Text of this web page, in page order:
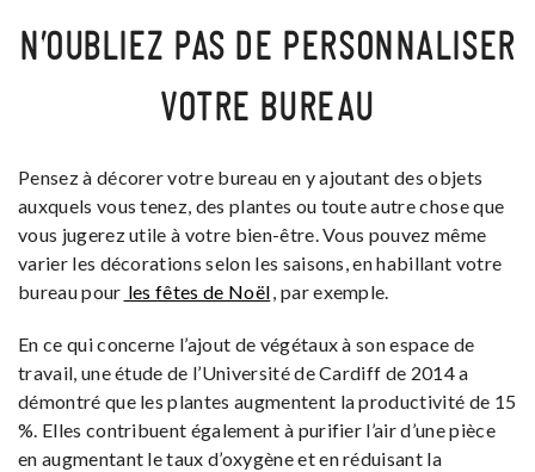
N’OUBLIEZ PAS DE PERSONNALISER
VOTRE BUREAU
Pensez à décorer votre bureau en y ajoutant des objets
auxquels vous tenez, des plantes ou toute autre chose que
vous jugerez utile à votre bien-être. Vous pouvez même
varier les décorations selon les saisons, en habillant votre
bureau pour les fêtes de Noël, par exemple.
En ce qui concerne l’ajout de végétaux à son espace de
travail, une étude de l’Université de Cardiff de 2014 a
démontré que les plantes augmentent la productivité de 15
%. Elles contribuent également à purifier l’air d’une pièce
en augmentant le taux d’oxygène et en réduisant la